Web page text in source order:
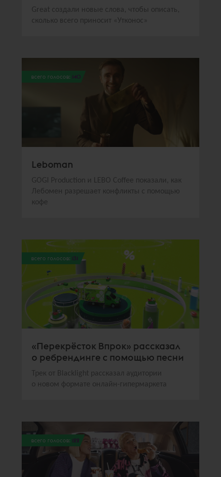
Great создали новые слова, чтобы описать,
сколько всего приносит «Утконос»
всего голосов: 140
Leboman
GOGI Production и LEBO Coffee показали, как
Лебомен разрешает конфликты с помощью
кофе
всего голосов: 131
«Перекрёсток Впрок» рассказал
о ребрендинге с помощью песни
Трек от Blacklight рассказал аудитории
о новом формате онлайн-гипермаркета
всего голосов: 122